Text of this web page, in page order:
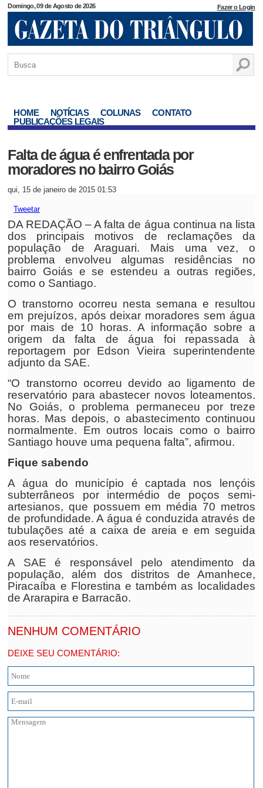
Domingo, 09 de Agosto de 2026 Fazer o Login
HOME NOTÍCIAS COLUNAS
CONTATO
PUBLICAÇÕES LEGAIS
Falta de água é enfrentada por
moradores no bairro Goiás
qui, 15 de janeiro de 2015 01:53
Tweetar
DA REDAÇÃO – A falta de água continua na lista
dos principais motivos de reclamações da
população de Araguari. Mais uma vez, o
problema envolveu algumas residências no
bairro Goiás e se estendeu a outras regiões,
como o Santiago.
O transtorno ocorreu nesta semana e resultou
em prejuízos, após deixar moradores sem água
por mais de 10 horas. A informação sobre a
origem da falta de água foi repassada à
reportagem por Edson Vieira superintendente
adjunto da SAE.
“O transtorno ocorreu devido ao ligamento de
reservatório para abastecer novos loteamentos.
No Goiás, o problema permaneceu por treze
horas. Mas depois, o abastecimento continuou
normalmente. Em outros locais como o bairro
Santiago houve uma pequena falta”, afirmou.
Fique sabendo
A água do município é captada nos lençóis
subterrâneos por intermédio de poços semi-
artesianos, que possuem em média 70 metros
de profundidade. A água é conduzida através de
tubulações até a caixa de areia e em seguida
aos reservatórios.
A SAE é responsável pelo atendimento da
população, além dos distritos de Amanhece,
Piracaíba e Florestina e também as localidades
de Ararapira e Barracão.
NENHUM COMENTÁRIO
DEIXE SEU COMENTÁRIO: